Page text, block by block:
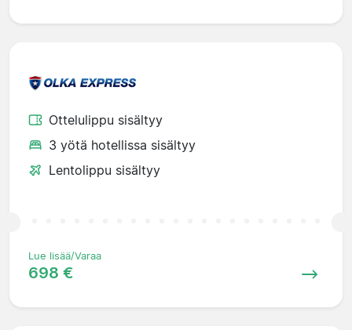
Ottelulippu sisältyy
3 yötä hotellissa sisältyy
Lentolippu sisältyy
Lue lisää/Varaa
698 €